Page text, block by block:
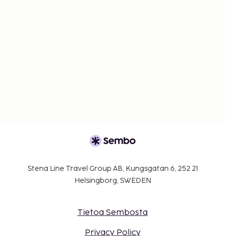
Stena Line Travel Group AB, Kungsgatan 6, 252 21
Helsingborg, SWEDEN
Tietoa Sembosta
Privacy Policy